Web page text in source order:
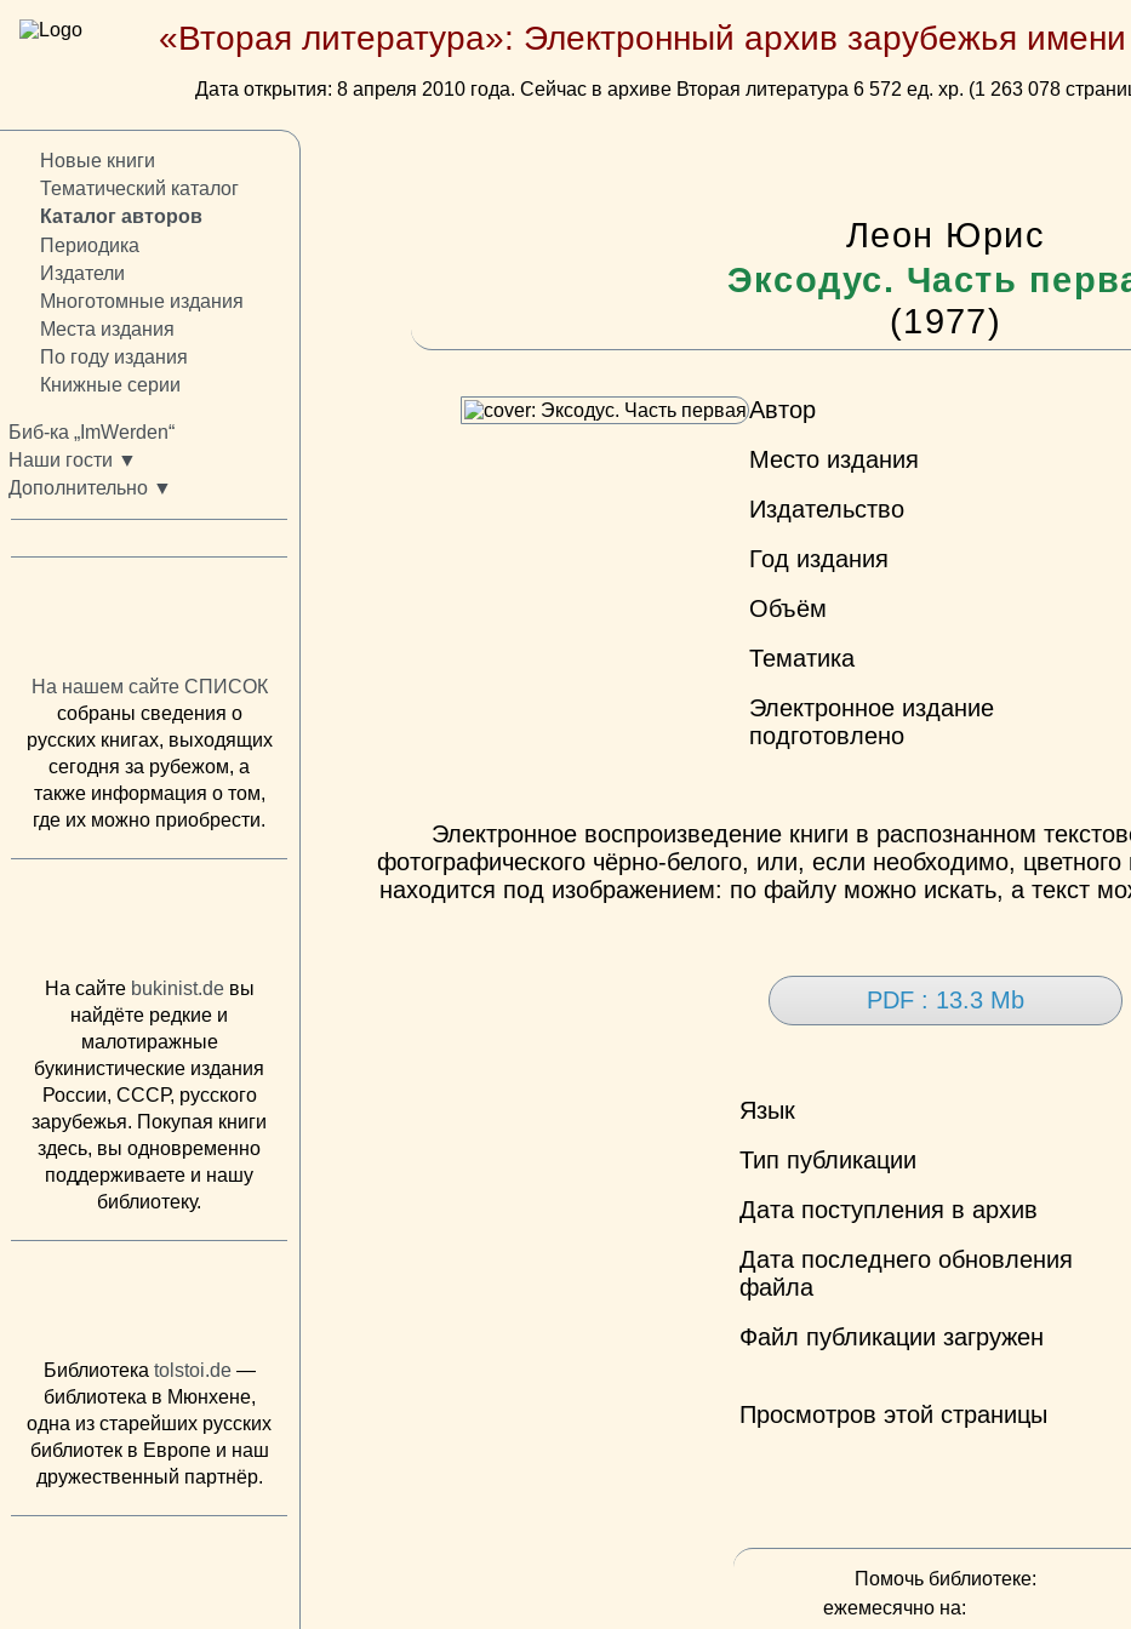
«Вторая литература»: Электронный архив зарубежья
Дата открытия: 8 апреля 2010 года. Сейчас в архиве Вторая литература 6 572 ед. хр. (1 263 078
Новые книги
Тематический каталог
Каталог авторов
Периодика
Издатели
Многотомные издания
Места издания
По году издания
Книжные серии
Биб-ка „ImWerden“
Наши гости ▼
Дополнительно ▼
На нашем сайте СПИСОК
собраны сведения о
русских книгах, выходящих
сегодня за рубежом, а
также информация о том,
где их можно приобрести.
На сайте bukinist.deвы
найдёте редкие и
малотиражные
букинистические издания
России, СССР, русского
зарубежья. Покупая книги
здесь, вы одновременно
поддерживаете и нашу
библиотеку.
Библиотека tolstoi.de—
библиотека в Мюнхене,
одна из старейших русских
библиотек в Европе и наш
дружественный партнёр.
Леон Юрис
Эксодус. Часть
(1977)
Автор
Место издания
Издательство
Год издания
Объём
Тематика
Электронное издание
подготовлено
Электронное воспроизведение книги в распознанном
фотографического чёрно-белого, или, если необходимо, цветного
находится под изображением: по файлу можно искать, а текст
PDF : 13.3 Mb
Язык
Тип публикации
Дата поступления в архив
Дата последнего обновления
файла
Файл публикации загружен
Просмотров этой страницы
Помочь библиотеке:
ежемесячно на: